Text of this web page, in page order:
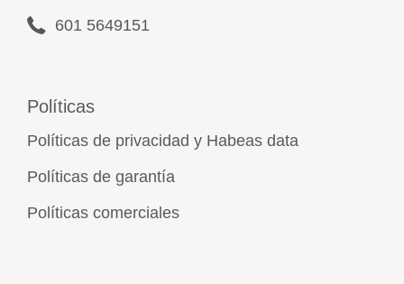
601 5649151
Políticas
Políticas de privacidad y Habeas data
Políticas de garantía
Políticas comerciales